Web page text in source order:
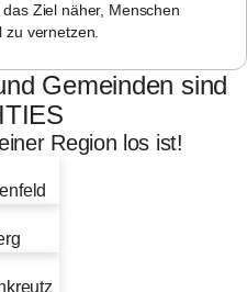
Ziel näher, Menschen
vernetzen.
Gemeinden sind
Region los ist!